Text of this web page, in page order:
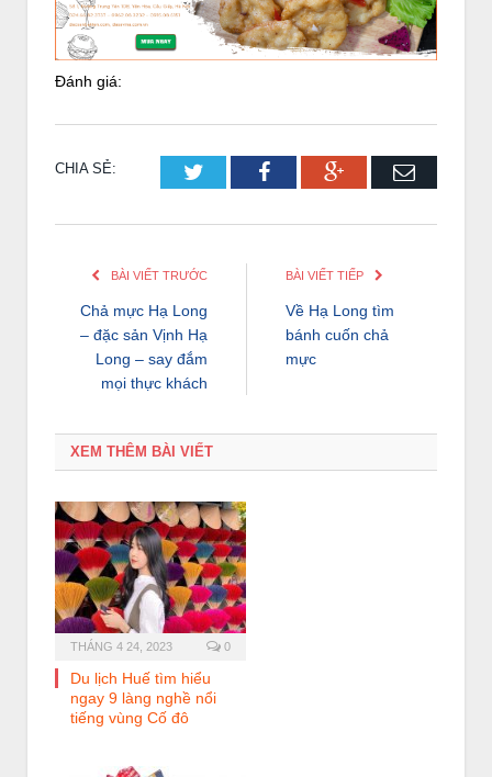
Đánh giá:
CHIA SẺ: TwitterFacebookGoogle+Email
BÀI VIẾT TRƯỚC
Chả mực Hạ Long
– đặc sản Vịnh Hạ
Long – say đắm
mọi thực khách
BÀI VIẾT TIẾP
Về Hạ Long tìm
bánh cuốn chả
mực
XEM THÊM BÀI VIẾT
THÁNG 4 24, 2023 0
Du lịch Huế tìm hiểu
ngay 9 làng nghề nổi
tiếng vùng Cố đô